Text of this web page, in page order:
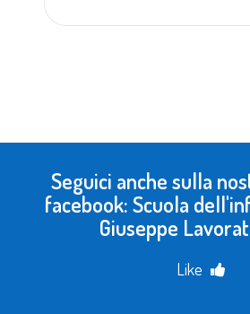
Seguici anche sulla
facebook: Scuola
Giuseppe
Like